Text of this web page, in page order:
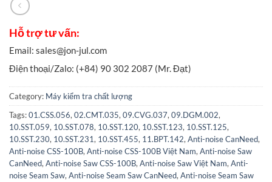
Category: Máy kiểm tra chất lượng
Tags:01.CSS.056,02.CMT.035,09.CVG.037,09.DGM.002,
10.SST.059, 10.SST.078, 10.SST.120, 10.SST.123, 10.SST.125,
10.SST.230, 10.SST.231, 10.SST.455, 11.BPT.142,Anti-noise CanNeed,
Anti-noise CSS-100B,Anti-noise CSS-100B Việt Nam,Anti-noise Saw
CanNeed,Anti-noise Saw CSS-100B,Anti-noise Saw Việt Nam,Anti-
noise Seam Saw,Anti-noise Seam Saw CanNeed,Anti-noise Seam Saw